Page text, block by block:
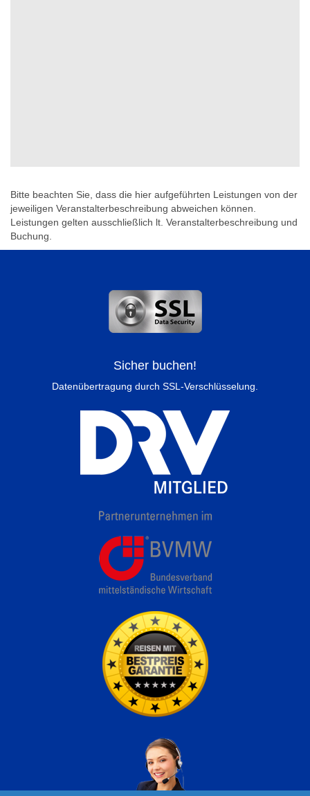
Bitte beachten Sie, dass die hier aufgeführten Leistungen von der
jeweiligen Veranstalterbeschreibung abweichen können.
Leistungen gelten ausschließlich lt. Veranstalterbeschreibung und
Buchung.
Sicher buchen!
Datenübertragung durch SSL-Verschlüsselung.